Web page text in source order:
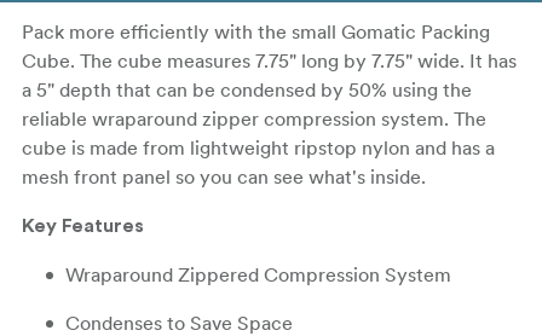
Pack more efficiently with the small Gomatic Packing
Cube. The cube measures 7.75" long by 7.75" wide. It has
a 5" depth that can be condensed by 50% using the
reliable wraparound zipper compression system. The
cube is made from lightweight ripstop nylon and has a
mesh front panel so you can see what's inside.
Key Features
Wraparound Zippered Compression System
Condenses to Save Space